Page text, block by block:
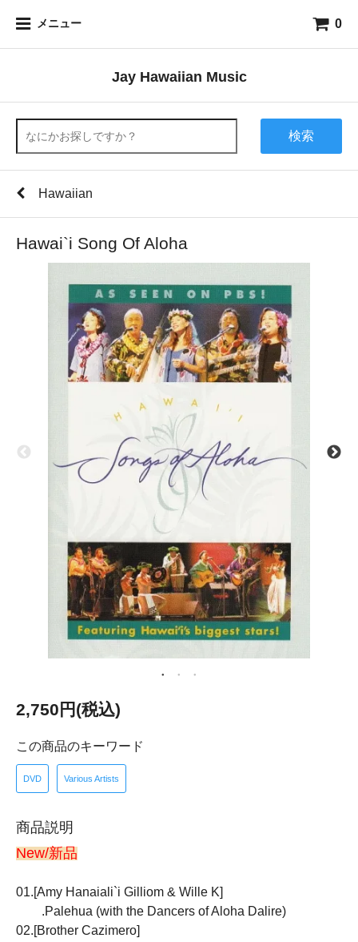
メニュー 0
Jay Hawaiian Music
検索
Hawaiian
Hawai`i Song Of Aloha
2,750円(税込)
この商品のキーワード
DVD Various Artists
商品説明
New/新品
01.[Amy Hanaiali`i Gilliom & Wille K]
.Palehua (with the Dancers of Aloha Dalire)
02.[Brother Cazimero]